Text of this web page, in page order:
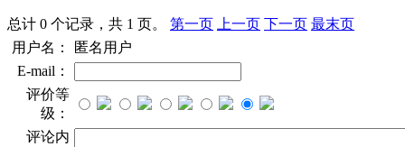
总计 0 个记录，共 1 页。 第一页 上一页 下一页 最末页
用户名：
匿名用户
E-mail：
评价等
级：
评论内